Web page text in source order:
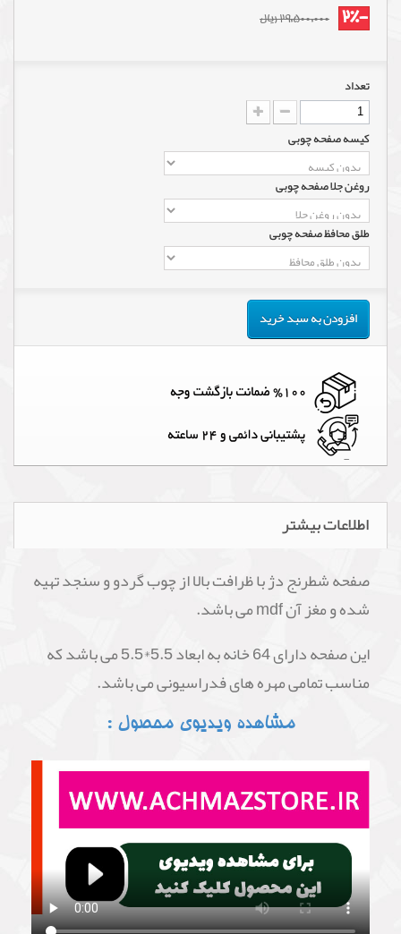
-2% 29,500,000 ریال
تعداد
کیسه صفحه چوبی
روغن جلا صفحه چوبی
طلق محافظ صفحه چوبی
افزودن به سبد خرید
اطلاعات بیشتر
صفحه شطرنج دژ با ظرافت بالا از چوب گردو و سنجد تهیه
شده و مغز آن mdf می باشد.
این صفحه دارای 64 خانه به ابعاد 5.5*5.5 می باشد که
مناسب تمامی مهره های فدراسیونی می باشد.
مشاهده ویدیوی محصول :